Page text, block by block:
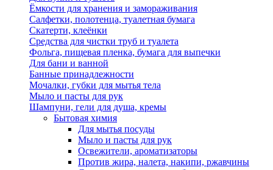
Ёмкости для хранения и замораживания
Салфетки, полотенца, туалетная бумага
Скатерти, клеёнки
Средства для чистки труб и туалета
Фольга, пищевая пленка, бумага для выпечки
Для бани и ванной
Банные принадлежности
Мочалки, губки для мытья тела
Мыло и пасты для рук
Шампуни, гели для душа, кремы
Бытовая химия
Для мытья посуды
Мыло и пасты для рук
Освежители, ароматизаторы
Против жира, налета, накипи, ржавчины